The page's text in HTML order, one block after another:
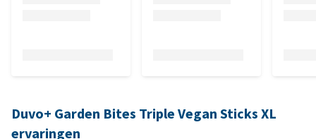
Duvo+ Garden Bites Triple Vegan Sticks XL
ervaringen